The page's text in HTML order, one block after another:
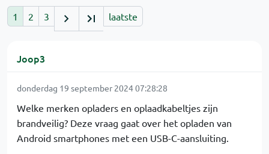
1 2 3 laatste
Joop3
donderdag 19 september 2024 07:28:28
Welke merken opladers en oplaadkabeltjes zijn
brandveilig? Deze vraag gaat over het opladen van
Android smartphones met een USB-C-aansluiting.